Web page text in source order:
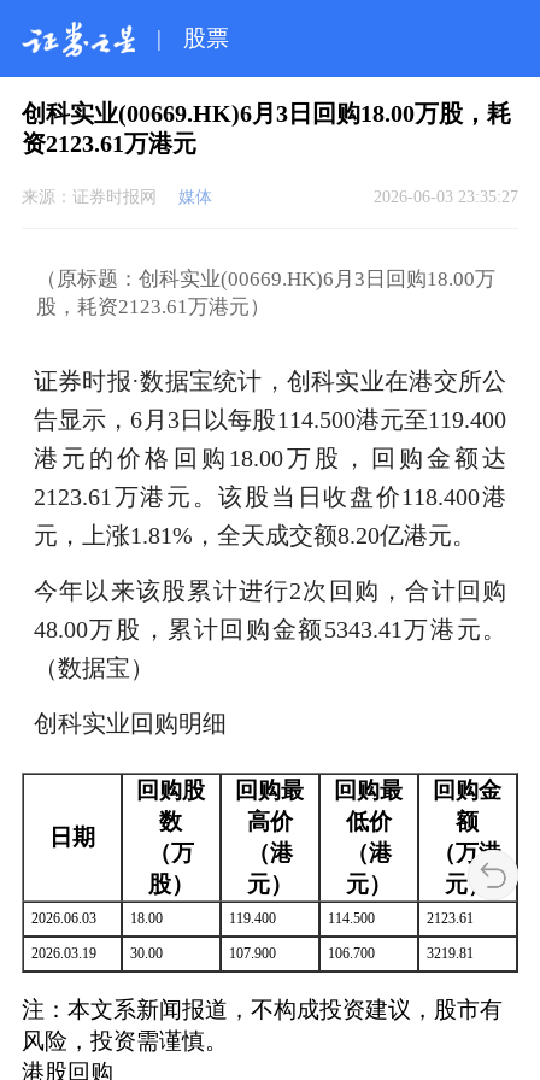
| 股票
创科实业(00669.HK)6月3日回购18.00万股，耗
资2123.61万港元
来源： 证券时报网 媒体 2026-06-03 23:35:27
（原标题：创科实业(00669.HK)6月3日回购18.00万
股，耗资2123.61万港元）
证券时报·数据宝统计，创科实业在港交所公
告显示，6月3日以每股114.500港元至119.400
港元的价格回购18.00万股，回购金额达
2123.61万港元。该股当日收盘价118.400港
元，上涨1.81%，全天成交额8.20亿港元。
今年以来该股累计进行2次回购，合计回购
48.00万股，累计回购金额5343.41万港元。
（数据宝）
创科实业回购明细
日期
回购股
数
（万
股）
回购最
高价
（港
元）
回购最
低价
（港
元）
回购金
额
（万港
元）
2026.06.03 18.00 119.400 114.500 2123.61
2026.03.19 30.00 107.900 106.700 3219.81
注：本文系新闻报道，不构成投资建议，股市有
风险，投资需谨慎。
港股回购